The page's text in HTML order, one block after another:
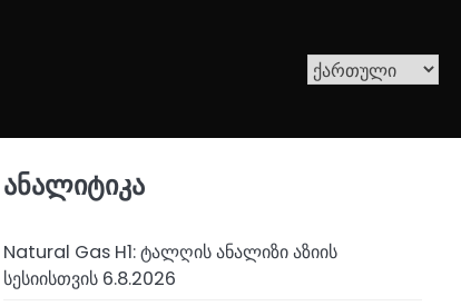
ანალიტიკა
Natural Gas H1: ტალღის ანალიზი აზიის
სესიისთვის 6.8.2026